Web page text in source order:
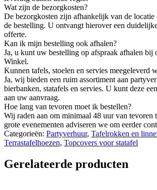
Wat zijn de bezorgkosten?
De bezorgkosten zijn afhankelijk van de locatie
de bestelling. U ontvangt hierover een
offerte.
Kan ik mijn bestelling ook afhalen?
Ja, u kunt uw bestelling op afspraak afhalen bij
Winkel.
Kunnen tafels, stoelen en servies meegeleverd
Ja, wij bieden een ruim assortiment aan
bierbanken, statafels en servies. U kunt deze
aan uw aanvraag.
Hoe lang van tevoren moet ik bestellen?
Wij raden aan om minimaal 48 uur van tevoren
grote evenementen adviseren we om eerder
Categorieën: Partyverhuur, Tafelrokken en
Terrastafelhoezen, Topcovers voor statafel
Gerelateerde producten